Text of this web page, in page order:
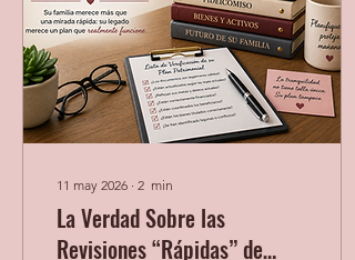
11 may 2026 ∙ 2 min
La Verdad Sobre las
Revisiones “Rápidas” de